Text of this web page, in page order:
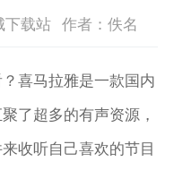
下载站 作者：佚名
喜马拉雅是一款国内
了超多的有声资源，
收听自己喜欢的节目